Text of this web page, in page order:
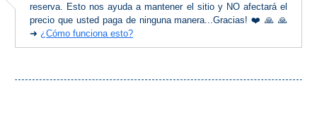
Maro
Estepona
reserva. Esto nos ayuda a mantener el sitio y NO afectará el
precio que usted paga de ninguna manera...Gracias! ❤️ 🙏 🙏
➜¿Cómo funciona esto?